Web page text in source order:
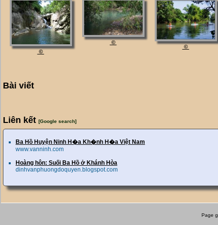
©
©
©
Bài viết
Liên kết [Google search]
Ba Hồ Huyện Ninh H�a Kh�nh H�a Việt Nam
www.vanninh.com
Hoàng hôn: Suối Ba Hồ ở Khánh Hòa
dinhvanphuongdoquyen.blogspot.com
Page